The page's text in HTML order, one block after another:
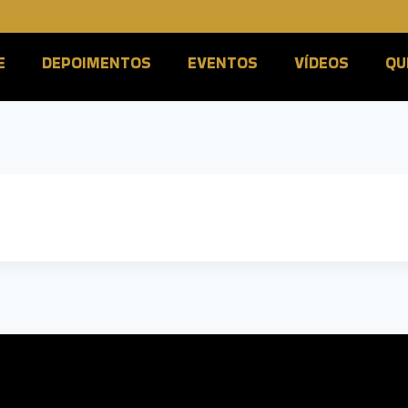
DEPOIMENTOS EVENTOS VÍDEOS